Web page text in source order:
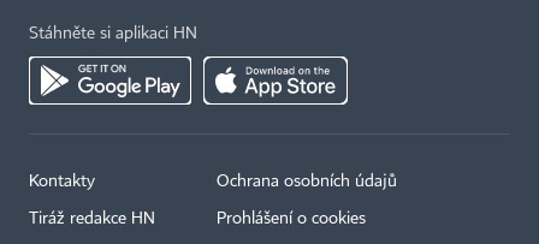
Stáhněte si aplikaci HN
Kontakty
Tiráž redakce HN
Ochrana osobních údajů
Prohlášení o cookies